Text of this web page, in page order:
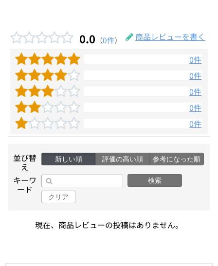
0.0 （0件）
商品レビューを書く
0件
0件
0件
0件
0件
並び替
え
新しい順 評価の高い順 参考になった順
キーワ
ード
検索
クリア
現在、商品レビューの投稿はありません。